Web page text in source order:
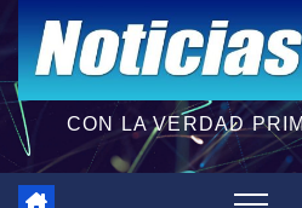
CON LA VERDAD